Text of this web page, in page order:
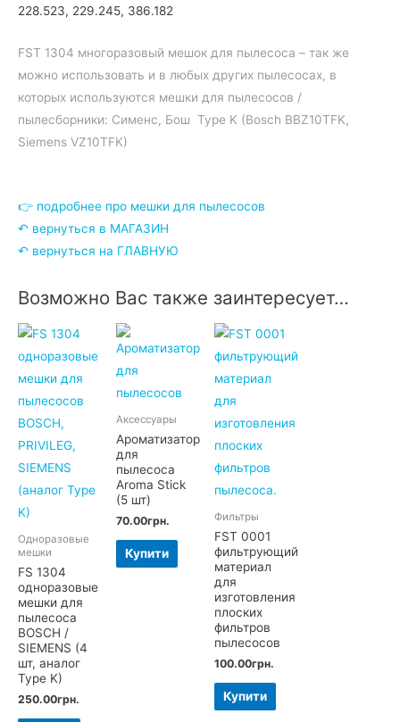
228.523, 229.245, 386.182
FST 1304 многоразовый мешок для пылесоса – так же
можно использовать и в любых других пылесосах, в
которых используются мешки для пылесосов /
пылесборники: Сименс, Бош Type K (Bosch BBZ10TFK,
Siemens VZ10TFK)
👉 подробнее про мешки для пылесосов
↶ вернуться в МАГАЗИН
↶ вернуться на ГЛАВНУЮ
Возможно Вас также заинтересует…
Одноразовые
мешки
FS 1304
одноразовые
мешки для
пылесоса
BOSCH /
SIEMENS (4
шт, аналог
Type K)
250.00грн.
Аксессуары
Ароматизатор
для
пылесоса
Aroma Stick
(5 шт)
70.00грн.
Купити
Фильтры
FSТ 0001
фильтрующий
материал
для
изготовления
плоских
фильтров
пылесосов
100.00грн.
Купити